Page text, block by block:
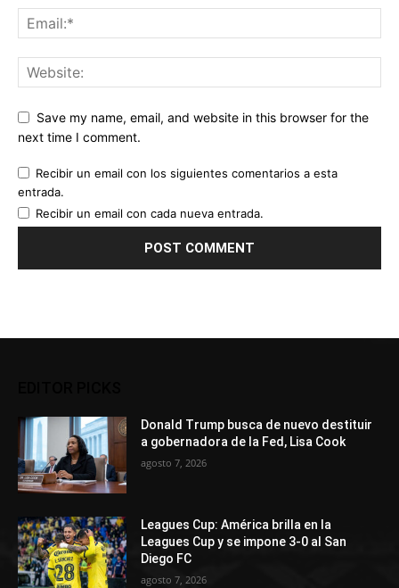
Save my name, email, and website in this browser for the
next time I comment.
Recibir un email con los siguientes comentarios a esta
entrada.
Recibir un email con cada nueva entrada.
Donald Trump busca de nuevo destituir
a gobernadora de la Fed, Lisa Cook
agosto 7, 2026
Leagues Cup: América brilla en la
Leagues Cup y se impone 3-0 al San
Diego FC
agosto 7, 2026